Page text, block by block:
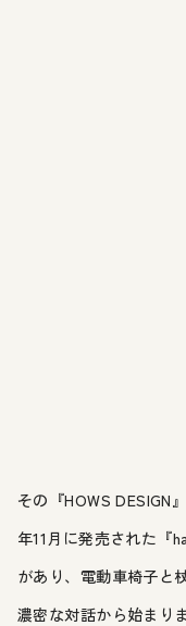
その『HOWS DESIGN
年11月に発売された『
があり、電動車椅子と
濃密な対話から始まりま